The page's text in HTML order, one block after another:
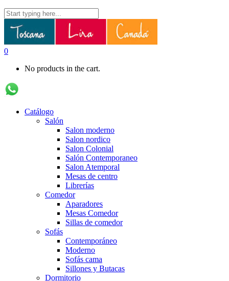
0
No products in the cart.
Catálogo
Salón
Salon moderno
Salon nordico
Salon Colonial
Salón Contemporaneo
Salon Atemporal
Mesas de centro
Librerías
Comedor
Aparadores
Mesas Comedor
Sillas de comedor
Sofás
Contemporáneo
Moderno
Sofás cama
Sillones y Butacas
Dormitorio